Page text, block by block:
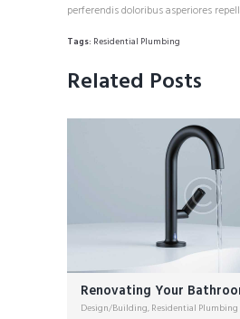
perferendis doloribus asperiores
Tags: Residential Plumbing
Related Posts
Renovating Your
Design/Building,Residential Plumbing